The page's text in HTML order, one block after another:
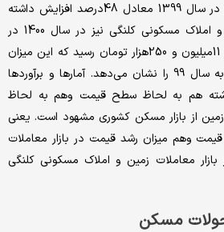
متوسط قیمت مسکن کشور در سال 1399 معادل 48‌درصد افزایش داشته
است. متوسط قیمت زمین و املاک مسکونی کلنگی نیز در سال 1400 در
کشور به ازای هر مترمربع به 11‌میلیون و 250‌هزار تومان رسید که این میزان
نیز رشد 44‌درصدی نسبت به سال 99 را نشان می‌دهد. آمارها و برآوردها
هم به لحاظ سطح قیمت وهم به لحاظ
زمین از بازار مسکن کشوری مشهود است. یعنی
وهم میزان رشد قیمت در بازار معاملات
معاملات زمین و املاک مسکونی کلنگی
مسکن